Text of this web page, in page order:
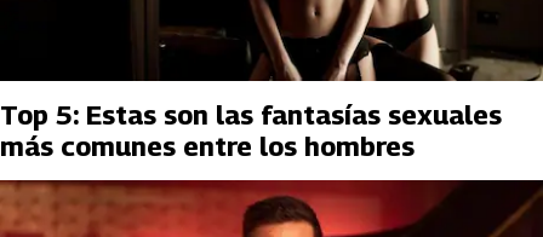
Top 5: Estas son las fantasías sexuales
más comunes entre los hombres